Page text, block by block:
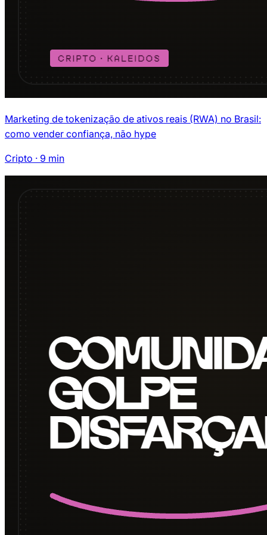
Marketing de tokenização de ativos reais (RWA) no Brasil:
como vender confiança, não hype
Cripto · 9 min